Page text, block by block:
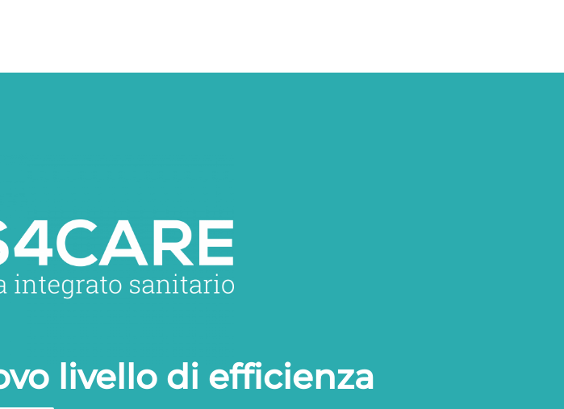
livello di efficienza